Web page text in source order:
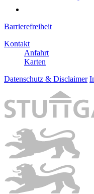
Barrierefreiheit
Kontakt
Anfahrt
Karten
Datenschutz & Disclaimer